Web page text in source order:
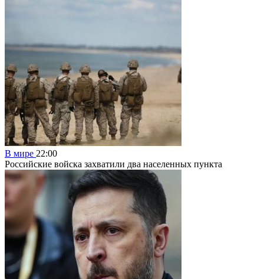
В мире 22:00
Российские войска захватили два населенных пункта